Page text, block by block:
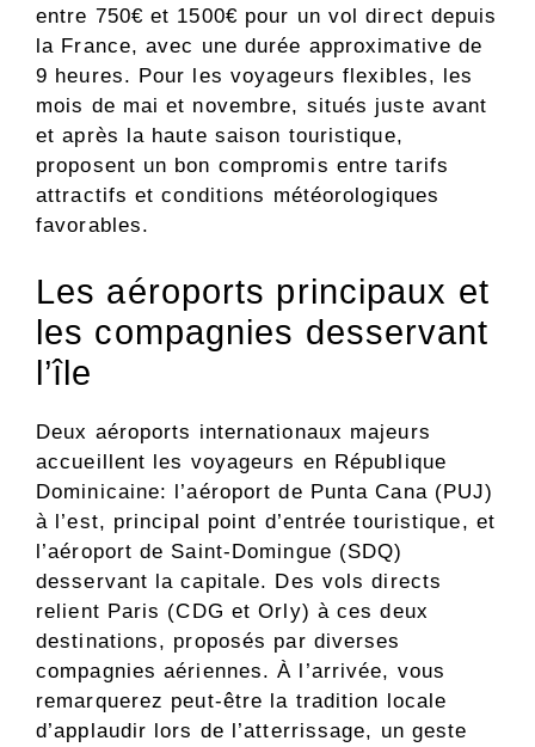
entre 750€ et 1500€ pour un vol direct depuis
la France, avec une durée approximative de
9 heures. Pour les voyageurs flexibles, les
mois de mai et novembre, situés juste avant
et après la haute saison touristique,
proposent un bon compromis entre tarifs
attractifs et conditions météorologiques
favorables.
Les aéroports principaux et
les compagnies desservant
l’île
Deux aéroports internationaux majeurs
accueillent les voyageurs en République
Dominicaine: l’aéroport de Punta Cana (PUJ)
à l’est, principal point d’entrée touristique, et
l’aéroport de Saint-Domingue (SDQ)
desservant la capitale. Des vols directs
relient Paris (CDG et Orly) à ces deux
destinations, proposés par diverses
compagnies aériennes. À l’arrivée, vous
remarquerez peut-être la tradition locale
d’applaudir lors de l’atterrissage, un geste